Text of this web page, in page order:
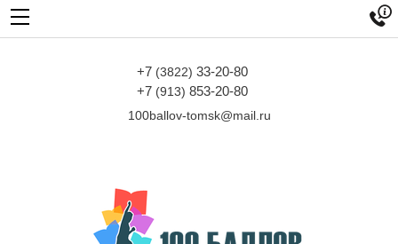
+7 (3822) 33-20-80
+7 (913) 853-20-80
100ballov-tomsk@mail.ru
